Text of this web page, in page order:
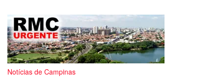
Notícias de Campinas